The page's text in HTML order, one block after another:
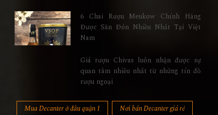
6 Chai Rượu Meukow Chính Hãng
Được Săn Đón Nhiều Nhất Tại Việt
Nam
Giá rượu Chivas luôn nhận được sự
quan tâm nhiều nhất từ những tín đồ
rượu ngoại
Mua Decanter ở đâu quận 1
Nơi bán Decanter giá rẻ